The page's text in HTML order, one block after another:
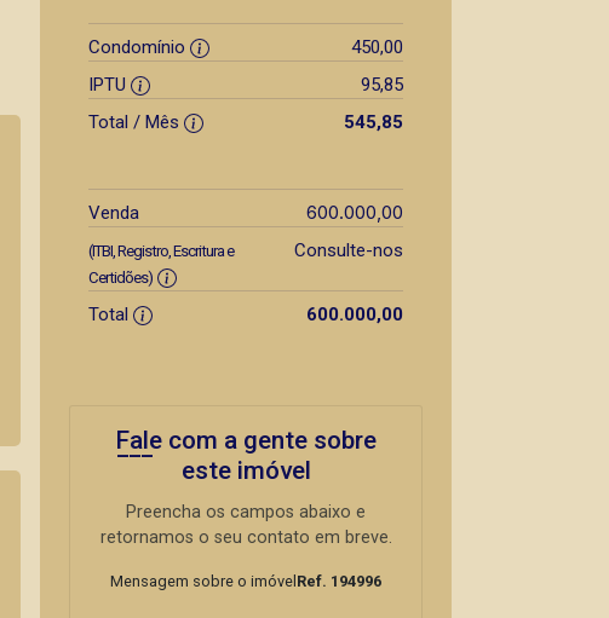
Condomínio
450,00
IPTU
95,85
Total / Mês
545,85
Venda 600.000,00
(ITBI, Registro, Escritura e
Certidões)
Consulte-nos
Total 600.000,00
Fale com a gente sobre
este imóvel
Preencha os campos abaixo e
retornamos o seu contato em breve.
Mensagem sobre o imóvel Ref. 194996